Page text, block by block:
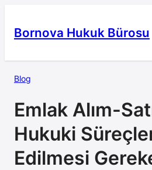
geçBornova Hukuk Bürosu
Blog
Emlak Alım-
Hukuki
Edilmesi